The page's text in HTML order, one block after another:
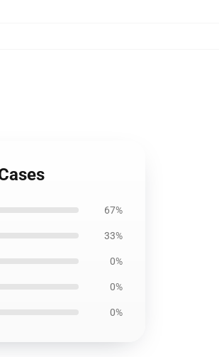
67%
33%
0%
0%
0%